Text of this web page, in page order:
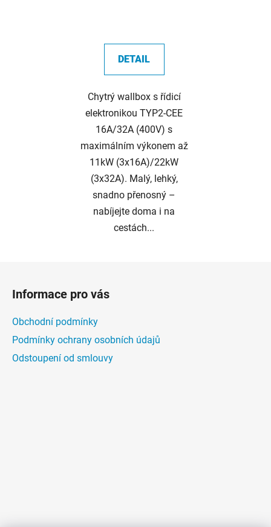
DETAIL
Chytrý wallbox s řídicí
elektronikou TYP2-CEE
16A/32A (400V) s
maximálním výkonem až
11kW (3x16A)/22kW
(3x32A). Malý, lehký,
snadno přenosný –
nabíjejte doma i na
cestách...
Informace pro vás
Obchodní podmínky
Podmínky ochrany osobních údajů
Odstoupení od smlouvy